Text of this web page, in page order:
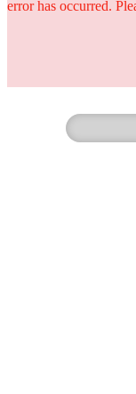
error has occurred.